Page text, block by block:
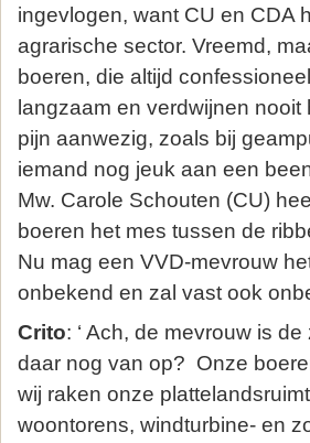
ingevlogen, want CU en CDA
agrarische sector. Vreemd,
boeren, die altijd
langzaam en verdwijnen nooit
pijn aanwezig, zoals bij
iemand nog jeuk aan een
Mw. Carole Schouten (CU)
boeren het mes tussen de
Nu mag een VVD-mevrouw
onbekend en zal vast ook
Crito: ‘ Ach, de mevrouw is
daar nog van op? Onze
wij raken onze
woontorens, windturbine- en